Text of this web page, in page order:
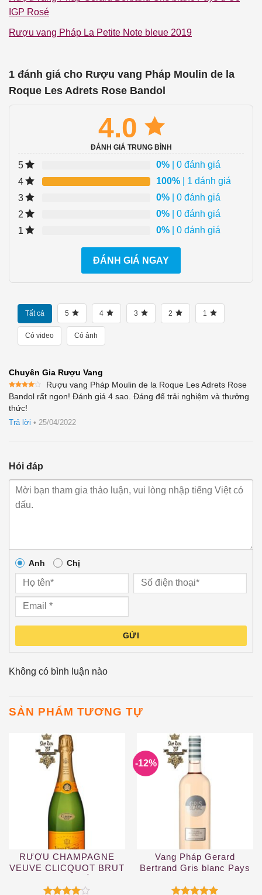
IGP Rosé
Rượu vang Pháp La Petite Note bleue 2019
1 đánh giá cho Rượu vang Pháp Moulin de la
Roque Les Adrets Rose Bandol
4.0
ĐÁNH GIÁ TRUNG BÌNH
5 0% | 0 đánh giá
4
100% | 1 đánh giá
3
0% | 0 đánh giá
2
0% | 0 đánh giá
1
0% | 0 đánh giá
ĐÁNH GIÁ NGAY
Tất cả 5 4 3 2 1
Có video Có ảnh
Chuyên Gia Rượu Vang
Được
xếp
hạng4
5 sao
Rượu vang Pháp Moulin de la Roque Les Adrets Rose
Bandol rất ngon! Đánh giá 4 sao. Đáng để trải nghiệm và thưởng
thức!
Trả lời • 25/04/2022
Hỏi đáp
Anh Chị
GỬI
Không có bình luận nào
SẢN PHẨM TƯƠNG TỰ
RƯỢU CHAMPAGNE
VEUVE CLICQUOT BRUT
-12%
Vang Pháp Gerard
Bertrand Gris blanc Pays